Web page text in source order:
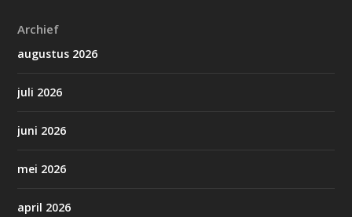
Archief
augustus 2026
juli 2026
juni 2026
mei 2026
april 2026